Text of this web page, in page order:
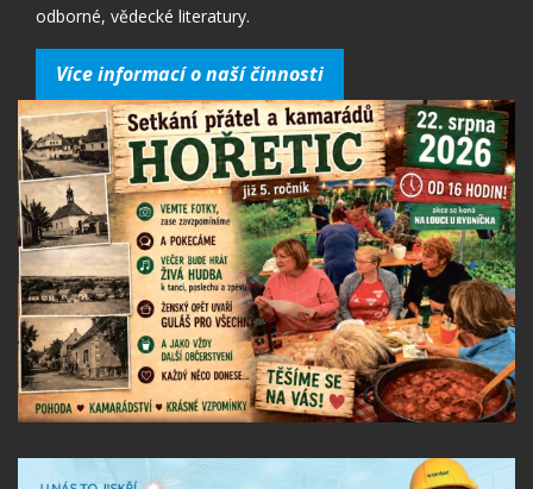
odborné, vědecké literatury.
Více informací o naší činnosti